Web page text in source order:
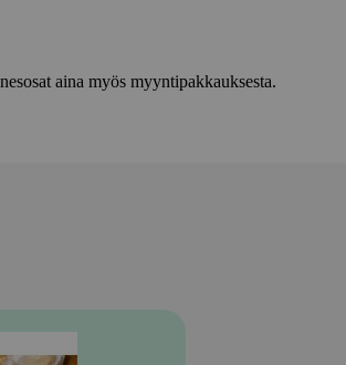
aina myös myyntipakkauksesta.